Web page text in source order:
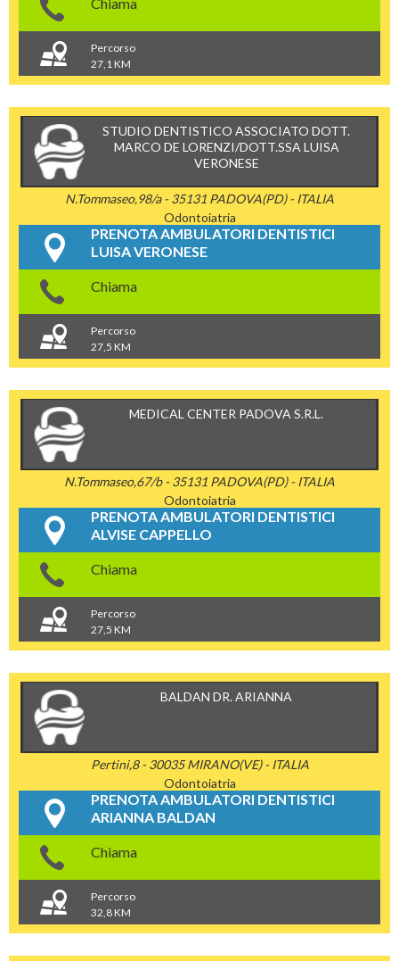
Percorso
27,1 KM
STUDIO DENTISTICO ASSOCIATO DOTT.
MARCO DE LORENZI/DOTT.SSA LUISA
VERONESE
N.Tommaseo,98/a - 35131 PADOVA(PD) - ITALIA
Odontoiatria
PRENOTA AMBULATORI DENTISTICI
LUISA VERONESE
Chiama
Percorso
27,5 KM
MEDICAL CENTER PADOVA S.R.L.
N.Tommaseo,67/b - 35131 PADOVA(PD) - ITALIA
Odontoiatria
PRENOTA AMBULATORI DENTISTICI
ALVISE CAPPELLO
Chiama
Percorso
27,5 KM
BALDAN DR. ARIANNA
Pertini,8 - 30035 MIRANO(VE) - ITALIA
Odontoiatria
PRENOTA AMBULATORI DENTISTICI
ARIANNA BALDAN
Chiama
Percorso
32,8 KM